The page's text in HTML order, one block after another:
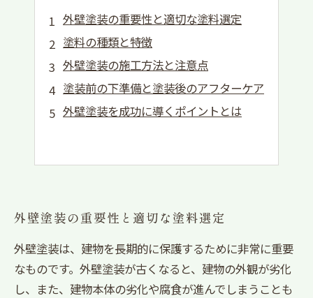
外壁塗装の重要性と適切な塗料選定
塗料の種類と特徴
外壁塗装の施工方法と注意点
塗装前の下準備と塗装後のアフターケア
外壁塗装を成功に導くポイントとは
外壁塗装の重要性と適切な塗料選定
外壁塗装は、建物を長期的に保護するために非常に重要
なものです。外壁塗装が古くなると、建物の外観が劣化
し、また、建物本体の劣化や腐食が進んでしまうことも